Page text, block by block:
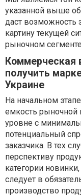
указанной выше
даст возможность
картину текущей
рыночном
Коммерческая
получить
Украине
На начальном
емкость рыночной
уровне с
потенциальный
заказчика. В тех
перспективу
категории
следует в
производство